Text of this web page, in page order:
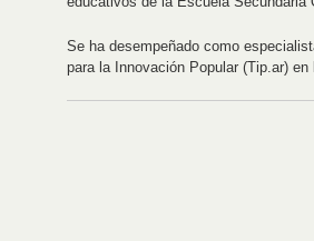
Se ha desempeñado como
para la Innovación Popular (Tip.ar)